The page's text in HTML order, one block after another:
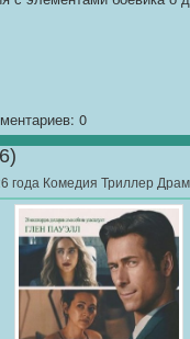
0
года Комедия Триллер